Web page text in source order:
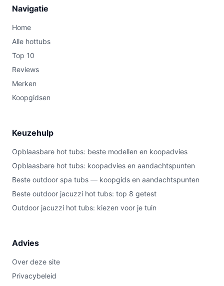
Navigatie
Home
Alle hottubs
Top 10
Reviews
Merken
Koopgidsen
Keuzehulp
Opblaasbare hot tubs: beste modellen en koopadvies
Opblaasbare hot tubs: koopadvies en aandachtspunten
Beste outdoor spa tubs — koopgids en aandachtspunten
Beste outdoor jacuzzi hot tubs: top 8 getest
Outdoor jacuzzi hot tubs: kiezen voor je tuin
Advies
Over deze site
Privacybeleid